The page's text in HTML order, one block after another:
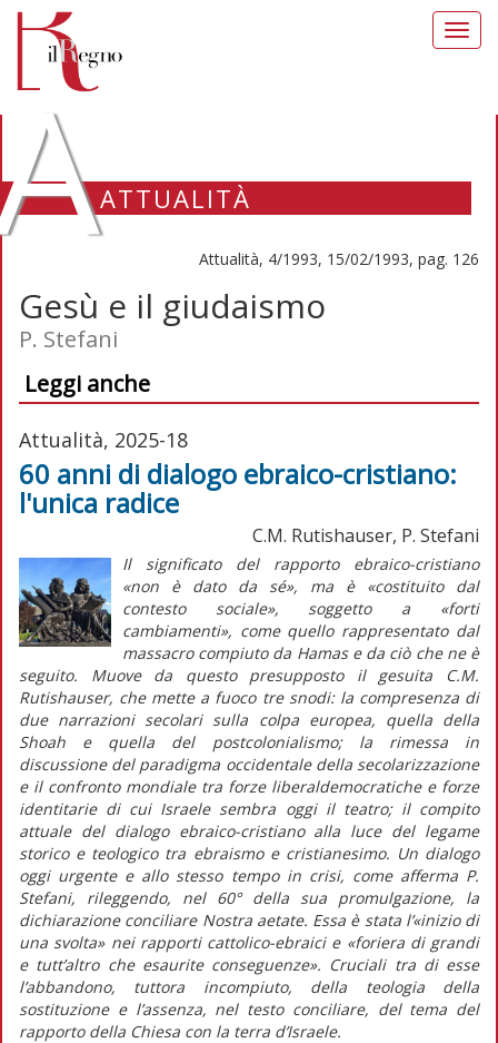
ATTUALITÀ
Attualità, 4/1993, 15/02/1993, pag. 126
Gesù e il giudaismo
P. Stefani
Leggi anche
Attualità, 2025-18
60 anni di dialogo ebraico-cristiano:
l'unica radice
C.M. Rutishauser, P. Stefani
Il significato del rapporto ebraico-cristiano
«non è dato da sé», ma è «costituito dal
contesto sociale», soggetto a «forti
cambiamenti», come quello rappresentato dal
massacro compiuto da Hamas e da ciò che ne è
seguito. Muove da questo presupposto il gesuita C.M.
Rutishauser, che mette a fuoco tre snodi: la compresenza di
due narrazioni secolari sulla colpa europea, quella della
Shoah e quella del postcolonialismo; la rimessa in
discussione del paradigma occidentale della secolarizzazione
e il confronto mondiale tra forze liberaldemocratiche e forze
identitarie di cui Israele sembra oggi il teatro; il compito
attuale del dialogo ebraico-cristiano alla luce del legame
storico e teologico tra ebraismo e cristianesimo. Un dialogo
oggi urgente e allo stesso tempo in crisi, come afferma P.
Stefani, rileggendo, nel 60° della sua promulgazione, la
dichiarazione conciliare Nostra aetate. Essa è stata l’«inizio di
una svolta» nei rapporti cattolico-ebraici e «foriera di grandi
e tutt’altro che esaurite conseguenze». Cruciali tra di esse
l’abbandono, tuttora incompiuto, della teologia della
sostituzione e l’assenza, nel testo conciliare, del tema del
rapporto della Chiesa con la terra d’Israele.